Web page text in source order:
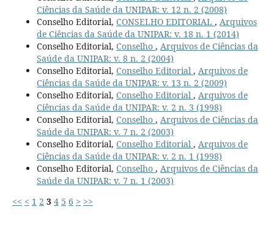
Ciências da Saúde da UNIPAR: v. 12 n. 2 (2008)
Conselho Editorial, CONSELHO EDITORIAL , Arquivos
de Ciências da Saúde da UNIPAR: v. 18 n. 1 (2014)
Conselho Editorial, Conselho , Arquivos de Ciências da
Saúde da UNIPAR: v. 8 n. 2 (2004)
Conselho Editorial, Conselho Editorial , Arquivos de
Ciências da Saúde da UNIPAR: v. 13 n. 2 (2009)
Conselho Editorial, Conselho Editorial , Arquivos de
Ciências da Saúde da UNIPAR: v. 2 n. 3 (1998)
Conselho Editorial, Conselho , Arquivos de Ciências da
Saúde da UNIPAR: v. 7 n. 2 (2003)
Conselho Editorial, Conselho Editorial , Arquivos de
Ciências da Saúde da UNIPAR: v. 2 n. 1 (1998)
Conselho Editorial, Conselho , Arquivos de Ciências da
Saúde da UNIPAR: v. 7 n. 1 (2003)
<< < 1 2 3 4 5 6 > >>